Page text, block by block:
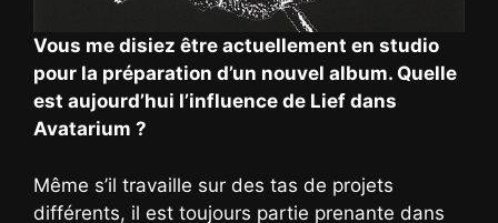
Vous me disiez être actuellement en studio
pour la préparation d’un nouvel album. Quelle
est aujourd’hui l’influence de Lief dans
Avatarium ?
Même s’il travaille sur des tas de projets
différents, il est toujours partie prenante dans